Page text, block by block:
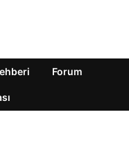
Forum